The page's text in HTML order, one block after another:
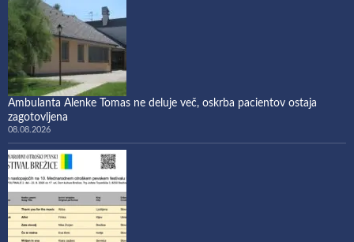
Ambulanta Alenke Tomas ne deluje več, oskrba pacientov ostaja
zagotovljena
08.08.2026